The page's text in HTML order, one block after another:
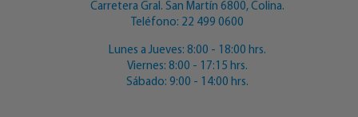
Carretera Gral. San Martín 6800, Colina.
Teléfono: 22 499 0600
Lunes a Jueves: 8:00 - 18:00 hrs.
Viernes: 8:00 - 17:15 hrs.
Sábado: 9:00 - 14:00 hrs.